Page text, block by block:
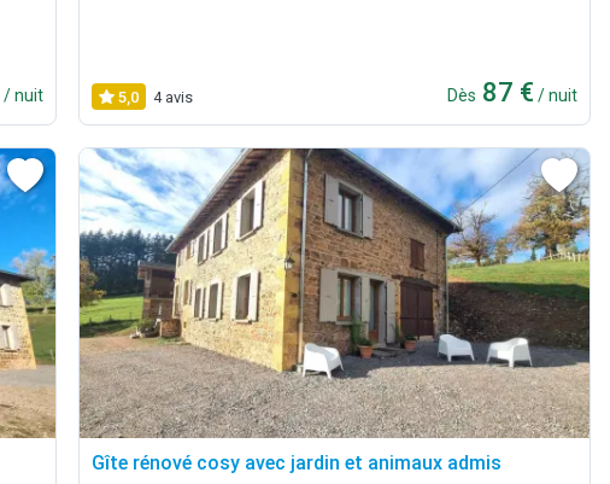
/ nuit 5,0 4 avis Dès 87 € / nuit
Gîte rénové cosy avec jardin et animaux admis